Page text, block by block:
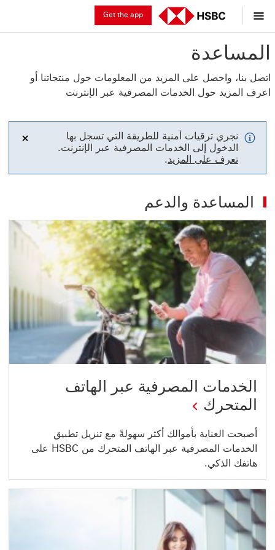
Get the app
المساعدة
اتصل بنا، واحصل على المزيد من المعلومات حول منتجاتنا أو
اعرف المزيد حول الخدمات المصرفية عبر الإنترنت
نجري ترقيات أمنية للطريقة التي تسجل بها
الدخول إلى الخدمات المصرفية عبر الإنترنت.
تعرف على المزيد.
المساعدة والدعم
الخدمات المصرفية عبر الهاتف
المتحرك
أصبحت العناية بأموالك أكثر سهولةً مع تنزيل تطبيق
الخدمات المصرفية عبر الهاتف المتحرك من HSBC على
هاتفك الذكي.